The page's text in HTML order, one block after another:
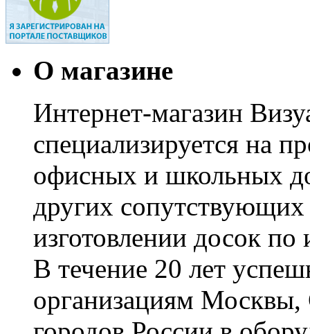
О магазине
Интернет-магазин
специализируется на
офисных и школьных
других сопутствующих
изготовлении досок по
В течение 20 лет
организациям Москвы,